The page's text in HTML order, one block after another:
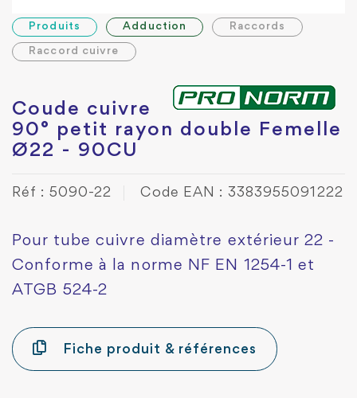
Produits Adduction Raccords
Raccord cuivre
Coude cuivre
90° petit rayon double Femelle
Ø22 - 90CU
Réf : 5090-22 Code EAN : 3383955091222
Pour tube cuivre diamètre extérieur 22 -
Conforme à la norme NF EN 1254-1 et
ATGB 524-2
Fiche produit & références